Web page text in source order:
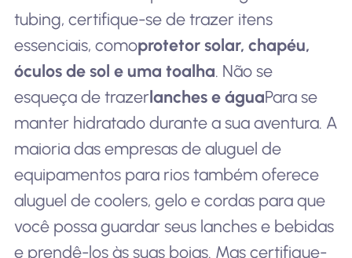
tubing, certifique-se de trazer itens
essenciais, comoprotetor solar, chapéu,
óculos de sol e uma toalha. Não se
esqueça de trazerlanches e águaPara se
manter hidratado durante a sua aventura. A
maioria das empresas de aluguel de
equipamentos para rios também oferece
aluguel de coolers, gelo e cordas para que
você possa guardar seus lanches e bebidas
e prendê-los às suas boias. Mas certifique-